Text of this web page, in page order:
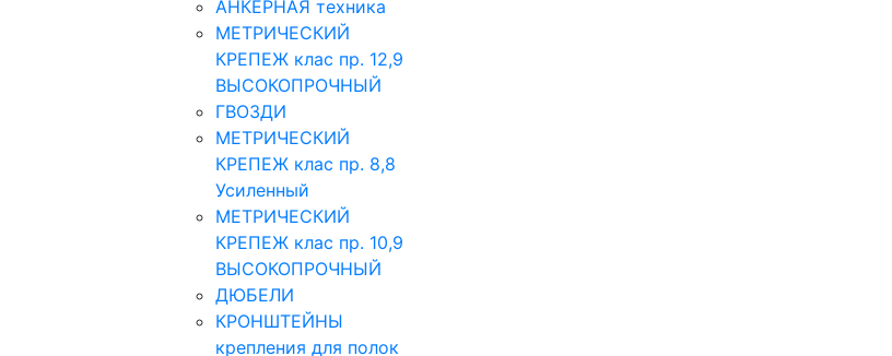
АНКЕРНАЯ техника
МЕТРИЧЕСКИЙ
КРЕПЕЖ клас пр. 12,9
ВЫСОКОПРОЧНЫЙ
ГВОЗДИ
МЕТРИЧЕСКИЙ
КРЕПЕЖ клас пр. 8,8
Усиленный
МЕТРИЧЕСКИЙ
КРЕПЕЖ клас пр. 10,9
ВЫСОКОПРОЧНЫЙ
ДЮБЕЛИ
КРОНШТЕЙНЫ
крепления для полок